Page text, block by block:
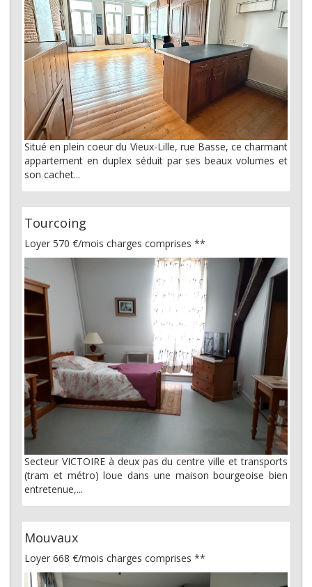
Situé en plein coeur du Vieux-Lille, rue Basse, ce charmant
appartement en duplex séduit par ses beaux volumes et
son cachet...
Tourcoing
Loyer 570 €/mois charges comprises **
Secteur VICTOIRE à deux pas du centre ville et transports
(tram et métro) loue dans une maison bourgeoise bien
entretenue,...
Mouvaux
Loyer 668 €/mois charges comprises **